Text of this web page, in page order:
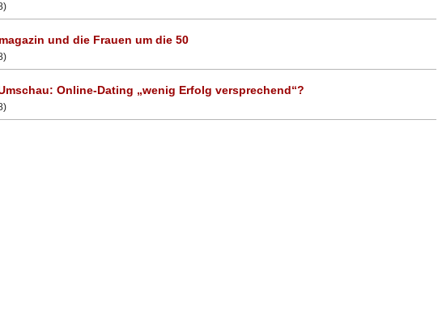
und die Frauen um die 50
Online-Dating „wenig Erfolg versprechend“?